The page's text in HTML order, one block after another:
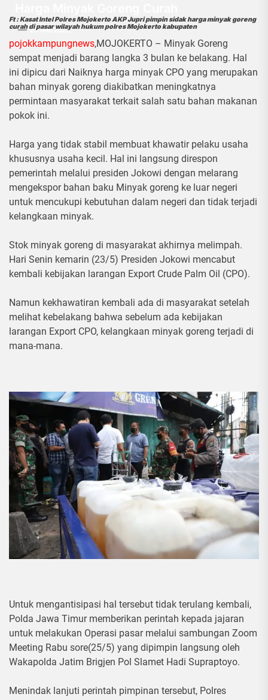
25 Mei 2022
Ft : Kasat Intel Polres Mojokerto AKP Jupri pimpin sidak harga minyak goreng
curah di pasar wilayah hukum polres Mojokerto kabupaten
pojokkampungnews,MOJOKERTO – Minyak Goreng
sempat menjadi barang langka 3 bulan ke belakang. Hal
ini dipicu dari Naiknya harga minyak CPO yang merupakan
bahan minyak goreng diakibatkan meningkatnya
permintaan masyarakat terkait salah satu bahan makanan
pokok ini.
Harga yang tidak stabil membuat khawatir pelaku usaha
khususnya usaha kecil. Hal ini langsung direspon
pemerintah melalui presiden Jokowi dengan melarang
mengekspor bahan baku Minyak goreng ke luar negeri
untuk mencukupi kebutuhan dalam negeri dan tidak terjadi
kelangkaan minyak.
Stok minyak goreng di masyarakat akhirnya melimpah.
Hari Senin kemarin (23/5) Presiden Jokowi mencabut
kembali kebijakan larangan Export Crude Palm Oil (CPO).
Namun kekhawatiran kembali ada di masyarakat setelah
melihat kebelakang bahwa sebelum ada kebijakan
larangan Export CPO, kelangkaan minyak goreng terjadi di
mana-mana.
Untuk mengantisipasi hal tersebut tidak terulang kembali,
Polda Jawa Timur memberikan perintah kepada jajaran
untuk melakukan Operasi pasar melalui sambungan Zoom
Meeting Rabu sore(25/5) yang dipimpin langsung oleh
Wakapolda Jatim Brigjen Pol Slamet Hadi Supraptoyo.
Menindak lanjuti perintah pimpinan tersebut, Polres